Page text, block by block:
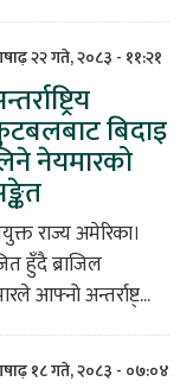
२२ गते, २०८३ - ११:२१
बिदाइ
नेयमारको
राज्य अमेरिका।
हुँदै ब्राजिल
आफ्नो अन्तर्राष्ट्...
१८ गते, २०८३ - ०७:०४